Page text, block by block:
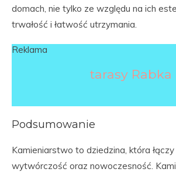
domach, nie tylko ze względu na ich
trwałość i łatwość utrzymania.
Reklama
tarasy Rabka
Podsumowanie
Kamieniarstwo to dziedzina, która
wytwórczość oraz nowoczesność.